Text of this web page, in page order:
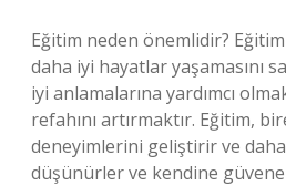
Eğitim neden önemlidir?
daha iyi hayatlar yaşamasını
iyi anlamalarına yardımcı
refahını artırmaktır. Eğitim,
deneyimlerini geliştirir ve daha
düşünürler ve kendine